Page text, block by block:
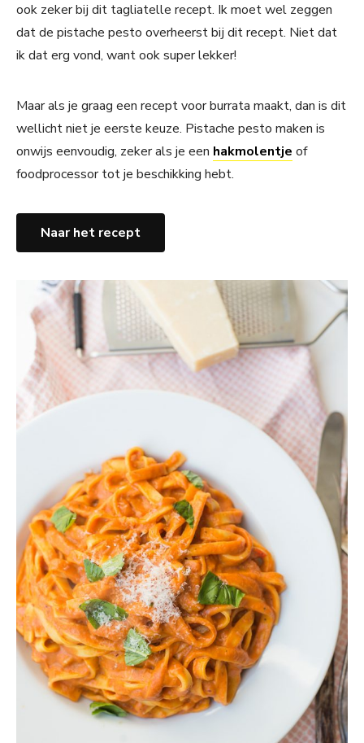
ook zeker bij dit tagliatelle recept. Ik moet wel zeggen
dat de pistache pesto overheerst bij dit recept. Niet dat
ik dat erg vond, want ook super lekker!
Maar als je graag een recept voor burrata maakt, dan is dit
wellicht niet je eerste keuze. Pistache pesto maken is
onwijs eenvoudig, zeker als je een hakmolentje of
foodprocessor tot je beschikking hebt.
Naar het recept